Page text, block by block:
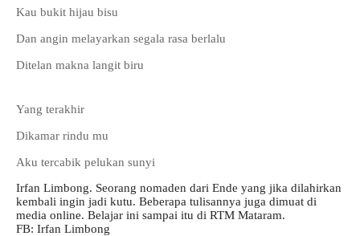
Kau bukit hijau bisu
Dan angin melayarkan segala rasa berlalu
Ditelan makna langit biru
Yang terakhir
Dikamar rindu mu
Aku tercabik pelukan sunyi
Irfan Limbong. Seorang nomaden dari Ende yang jika dilahirkan
kembali ingin jadi kutu. Beberapa tulisannya juga dimuat di
media online. Belajar ini sampai itu di RTM Mataram.
FB: Irfan Limbong